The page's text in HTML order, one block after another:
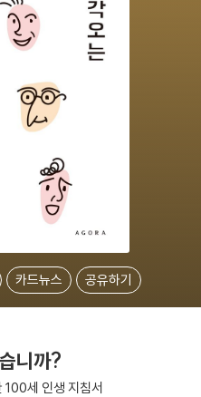
카드뉴스 공유하기
니까?
100세 인생 지침서